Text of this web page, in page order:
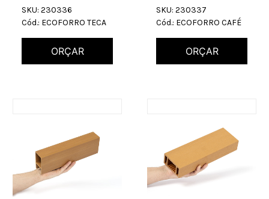
SKU: 230336
Cód.: ECOFORRO TECA
ORÇAR
SKU: 230337
Cód.: ECOFORRO CAFÉ
ORÇAR